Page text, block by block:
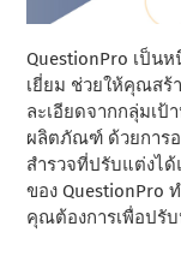
QuestionPro เป็น
เยี่ยม ช่วยให้คุณสร้
ละเอียดจากกลุ่มเ
ผลิตภัณฑ์ ด้วยการอ
สํารวจที่ปรับแต่งไ
ของ QuestionPro
คุณต้องการเพื่อปรั